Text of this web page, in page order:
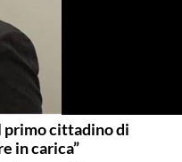
primo cittadino di
in carica”